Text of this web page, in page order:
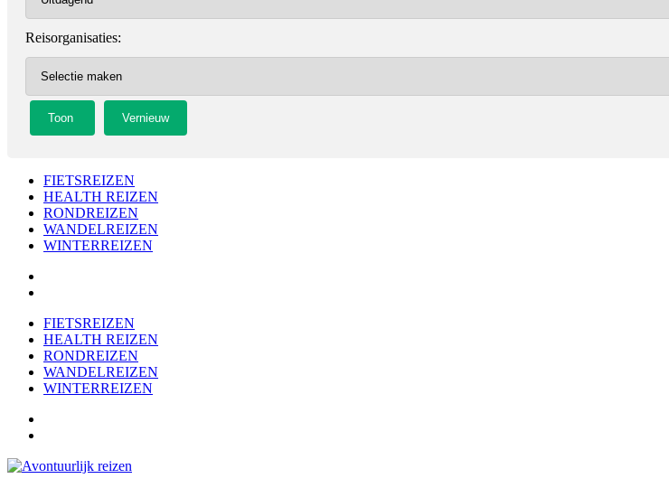
Reisorganisaties:
FIETSREIZEN
HEALTH REIZEN
RONDREIZEN
WANDELREIZEN
WINTERREIZEN
FIETSREIZEN
HEALTH REIZEN
RONDREIZEN
WANDELREIZEN
WINTERREIZEN